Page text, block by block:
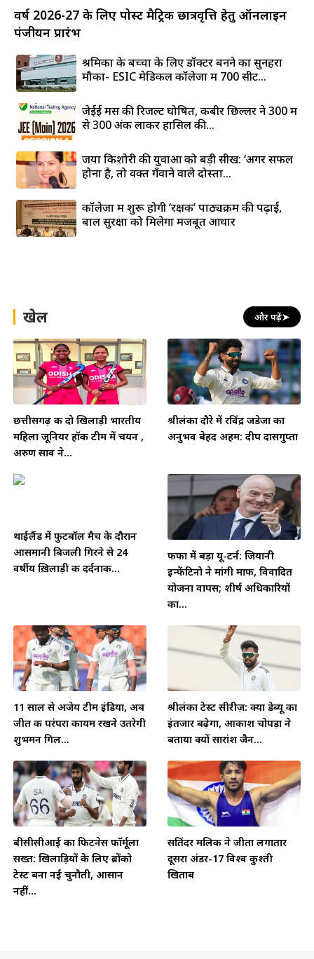
वर्ष 2026-27 के लिए पोस्ट मैट्रिक छात्रवृत्ति हेतु ऑनलाइन
पंजीयन प्रारंभ
श्रमिकों के बच्चों के लिए डॉक्टर बनने का सुनहरा
मौका- ESIC मेडिकल कॉलेजों में 700 सीटें...
जेईई मेंस की रिजल्ट घोषित, कबीर छिल्लर ने 300 में
से 300 अंक लाकर हासिल की...
जया किशोरी की युवाओं को बड़ी सीख: ‘अगर सफल
होना है, तो वक्त गँवाने वाले दोस्तों...
कॉलेजों में शुरू होगी ‘रक्षक’ पाठ्यक्रम की पढ़ाई,
बाल सुरक्षा को मिलेगा मजबूत आधार
खेल और पढ़ें➤
छत्तीसगढ़ की दो खिलाड़ी भारतीय
महिला जूनियर हॉकी टीम में चयन ,
अरुण साव ने...
श्रीलंका दौरे में रविंद्र जडेजा का
अनुभव बेहद अहम: दीप दासगुप्ता
थाईलैंड में फुटबॉल मैच के दौरान
आसमानी बिजली गिरने से 24
वर्षीय ख़िलाड़ी की दर्दनाक...
फीफा में बड़ा यू-टर्न: जियानी
इन्फेंटिनो ने मांगी माफी, विवादित
योजना वापस; शीर्ष अधिकारियों
का...
11 साल से अजेय टीम इंडिया, अब
जीत की परंपरा कायम रखने उतरेगी
शुभमन गिल...
श्रीलंका टेस्ट सीरीज़: क्या डेब्यू का
इंतजार बढ़ेगा, आकाश चोपड़ा ने
बताया क्यों सारांश जैन...
बीसीसीआई का फिटनेस फॉर्मूला
सख्त: खिलाड़ियों के लिए ब्रोंको
टेस्ट बना नई चुनौती, आसान
नहीं...
सतिंदर मलिक ने जीता लगातार
दूसरा अंडर-17 विश्व कुश्ती
खिताब